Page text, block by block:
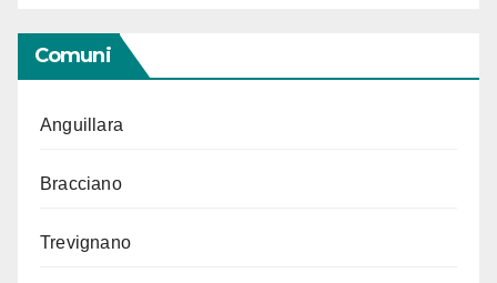
Comuni
Anguillara
Bracciano
Trevignano